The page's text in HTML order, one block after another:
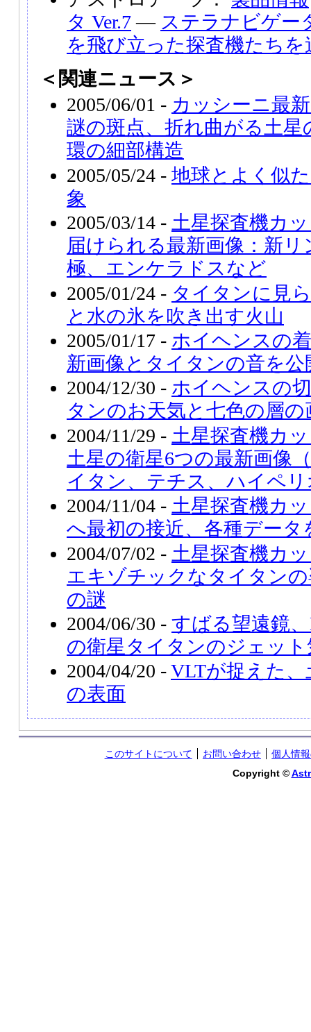
タ Ver.7― ステラナビゲー
を飛び立った探査機たちを
＜関連ニュース＞
2005/06/01 - カッシーニ最
謎の斑点、折れ曲がる土
環の細部構造
2005/05/24 - 地球とよく似
象
2005/03/14 - 土星探査機カ
届けられる最新画像：新
極、エンケラドスなど
2005/01/24 - タイタンに見
と水の氷を吹き出す火山
2005/01/17 - ホイヘンスの
新画像とタイタンの音を公
2004/12/30 - ホイヘンスの
タンのお天気と七色の層の
2004/11/29 - 土星探査機カ
土星の衛星6つの最新画像
イタン、テチス、ハイペ
2004/11/04 - 土星探査機カ
へ最初の接近、各種データ
2004/07/02 - 土星探査機カ
エキゾチックなタイタン
の謎
2004/06/30 - すばる望遠鏡
の衛星タイタンのジェッ
2004/04/20 -VLTが捉えた
の表面
このサイトについて お問い合わせ
個人情
Copyright ©